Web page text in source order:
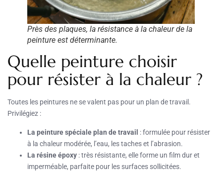
Près des plaques, la résistance à la chaleur de la
peinture est déterminante.
Quelle peinture choisir
pour résister à la chaleur ?
Toutes les peintures ne se valent pas pour un plan de travail.
Privilégiez :
La peinture spéciale plan de travail : formulée pour résister
à la chaleur modérée, l’eau, les taches et l’abrasion.
La résine époxy : très résistante, elle forme un film dur et
imperméable, parfaite pour les surfaces sollicitées.